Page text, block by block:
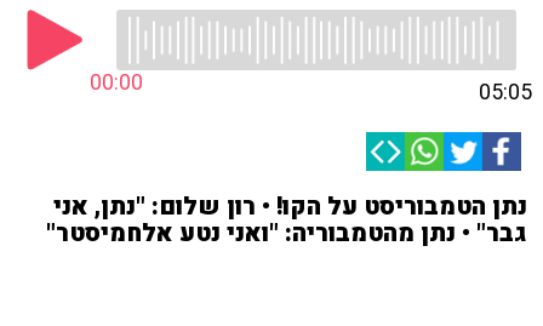
00:00 05:05
נתן הטמבוריסט על הקו! • רון שלום: "נתן, אני
גבר" • נתן מהטמבוריה: "ואני נטע אלחמיסטר"